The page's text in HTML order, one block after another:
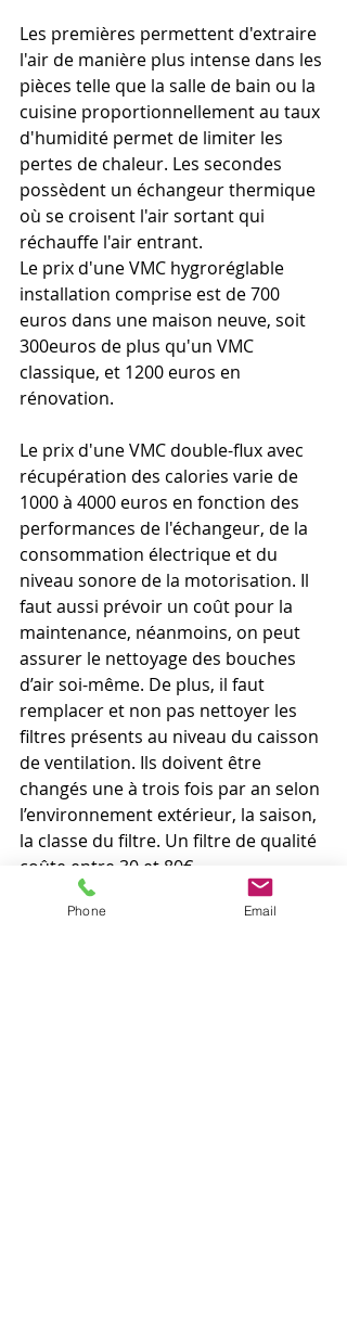
Les premières permettent d'extraire
l'air de manière plus intense dans les
pièces telle que la salle de bain ou la
cuisine proportionnellement au taux
d'humidité permet de limiter les
pertes de chaleur. Les secondes
possèdent un échangeur thermique
où se croisent l'air sortant qui
réchauffe l'air entrant.
Le prix d'une VMC hygroréglable
installation comprise est de 700
euros dans une maison neuve, soit
300euros de plus qu'un VMC
classique, et 1200 euros en
rénovation.
Le prix d'une VMC double-flux avec
récupération des calories varie de
1000 à 4000 euros en fonction des
performances de l'échangeur, de la
consommation électrique et du
niveau sonore de la motorisation. Il
faut aussi prévoir un coût pour la
maintenance, néanmoins, on peut
assurer le nettoyage des bouches
d’air soi-même. De plus, il faut
remplacer et non pas nettoyer les
filtres présents au niveau du caisson
de ventilation. Ils doivent être
changés une à trois fois par an selon
l’environnement extérieur, la saison,
la classe du filtre. Un filtre de qualité
coûte entre 30 et 80€.
Les technologies mises en oeuvre
Phone Email